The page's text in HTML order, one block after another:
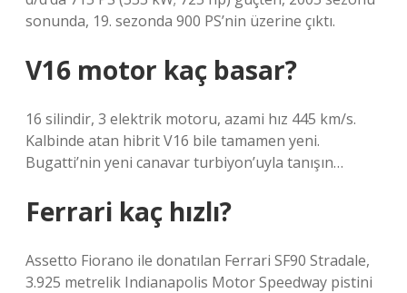
sonunda, 19. sezonda 900 PS’nin üzerine çıktı.
V16 motor kaç basar?
16 silindir, 3 elektrik motoru, azami hız 445 km/s.
Kalbinde atan hibrit V16 bile tamamen yeni.
Bugatti’nin yeni canavar turbiyon’uyla tanışın…
Ferrari kaç hızlı?
Assetto Fiorano ile donatılan Ferrari SF90 Stradale,
3.925 metrelik Indianapolis Motor Speedway pistini